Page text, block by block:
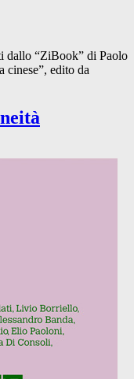
dallo “ZiBook” di Paolo
cinese”, edito da